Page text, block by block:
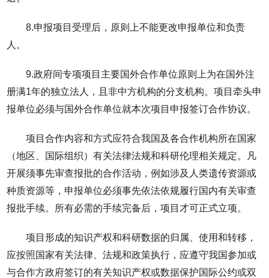
8.申报项目受理后，原则上不能更改申报单位和负责
人。
9.政府间专项项目主要国外合作单位原则上为在国外注
册满1年的独立法人，且非中方机构的分支机构。项目牵头申
报单位必须与国外合作单位就本次项目申报签订合作协议。
项目合作内容和方式应符合我国及各合作机构所在国家
（地区、国际组织）有关法律法规和科研伦理相关规定。凡
开展须事先审查报批的合作活动，例如涉及人类遗传资源或
种质资源等，申报单位必须事先依法依规履行国内有关审查
报批手续。所有必需的手续完备后，项目才可正式立项。
项目形成的知识产权和科研数据的归属、使用和转移，
应按照国家有关法律、法规和政策执行，应遵守我国参加或
与合作方政府签订的有关知识产权或数据保护国际公约或双